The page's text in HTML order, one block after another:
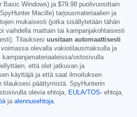
Basic Windows) ja $79.98 puolivuosittain
Macille) tarjousmateriaalien ja
mukaisesti (jotka sisällytetään tähän
vaihdella maittain tai kampanjakohtaisesti
Tilauksesi uusitaan automaattisesti
olevalla vakiotilausmaksulla ja
ostosivulla
että olet jatkuvan ja
käyttäjä ja että saat ilmoituksen
tilauksesi päättymistä. SpyHunterin
olevia ehtoja, EULA/TOS- ehtoja,
ja alennusehtoja.